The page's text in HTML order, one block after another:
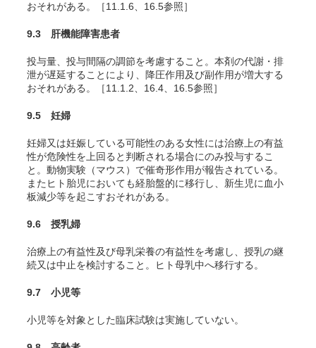
おそれがある。［11.1.6、16.5参照］
9.3 肝機能障害患者
投与量、投与間隔の調節を考慮すること。本剤の代謝・排
泄が遅延することにより、降圧作用及び副作用が増大する
おそれがある。［11.1.2、16.4、16.5参照］
9.5 妊婦
妊婦又は妊娠している可能性のある女性には治療上の有益
性が危険性を上回ると判断される場合にのみ投与するこ
と。動物実験（マウス）で催奇形作用が報告されている。
またヒト胎児においても経胎盤的に移行し、新生児に血小
板減少等を起こすおそれがある。
9.6 授乳婦
治療上の有益性及び母乳栄養の有益性を考慮し、授乳の継
続又は中止を検討すること。ヒト母乳中へ移行する。
9.7 小児等
小児等を対象とした臨床試験は実施していない。